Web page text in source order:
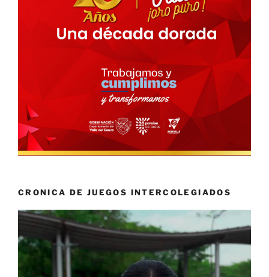
CRONICA DE JUEGOS INTERCOLEGIADOS
Reproductor
vídeo